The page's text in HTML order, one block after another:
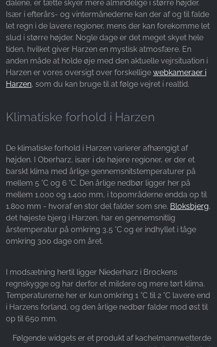
dalene, er tætte skyer mere almindelige i større højder.
Især i efterårs- og vintermånederne kan der af og til falde
let regn i de lavere regioner, mens der kan forekomme let
slud i større højder. Nogle dage er det meget skyet hele
tiden, hvilket giver Harzen en mystisk atmosfære. En
anden måde at holde øje med den aktuelle vejrsituation i
Harzen er vores oversigt over forskellige webkameraer i
Harzen, som du kan bruge til at følge vejret i realtid.
Klimatiske forhold i Harzen
De klimatiske forhold i Harzen varierer afhængigt af
højden. I Oberharz, især i de højere regioner, er der et
barskt klima med årlige gennemsnitstemperaturer på
mellem 5 °C og 6 °C. Den årlige nedbør ligger her på
mellem 1.000 og 1.400 mm, i topområderne endda op til
1.800 mm - hvoraf en stor del falder som sne. Bloksbjerg,
det højeste bjerg i Harzen, har en gennemsnitlig
årstemperatur på omkring 3,5 °C og er indhyllet i tåge
omkring 300 dage om året.
I modsætning hertil ligger Niederharz i Brockens
regnskygge og har derfor et mildere og mere tørt klima.
Temperaturerne her er kun omkring 1 °C til 2 °C lavere end
i Harzens forland, og den årlige nedbør falder mod øst til
op til 650 mm.
Følgende widgets er et produkt af kachelmannwetter.de
Name:
_fbp, fr, _fbq, fbq
Provider:
Facebook Ireland Ltd.
Purpose:
Måling af reklamer og markedsføring
STATISTIK
Statistikcookies indsamler oplysninger anonymt.
Disse oplysninger hjælper os med at forstå,
hvordan vores besøgende bruger vores
hjemmeside.
Google Analytics
Name:
_ga, _gid, _gac_gb_
Google LLC
Purpose:
Indsamling af statistik om brug af hjemmesiden
Cookie duration: